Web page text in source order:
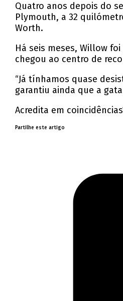
Quatro anos depois do
Plymouth, a 32
Worth.
Há seis meses, Willow
chegou ao centro de
“Já tínhamos quase
garantiu ainda que a gata
Acredita em
Partilhe este artigo